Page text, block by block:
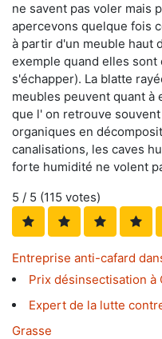
ne savent pas voler mais
apercevons quelque fois
à partir d'un meuble haut
exemple quand elles
s'échapper). La blatte
meubles peuvent quant à
que l' on retrouve
organiques en
canalisations, les caves
forte humidité ne volent
5 / 5 (115 votes)
Entreprise anti-cafard
Prix désinsectisation à
Expert de la lutte
Grasse